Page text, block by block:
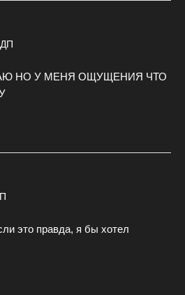
НО У МЕНЯ ОЩУЩЕНИЯ ЧТО
это правда, я бы хотел